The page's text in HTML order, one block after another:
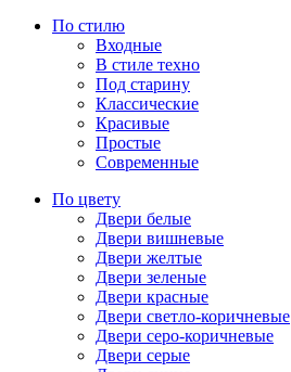
По стилю
Входные
В стиле техно
Под старину
Классические
Красивые
Простые
Современные
По цвету
Двери белые
Двери вишневые
Двери желтые
Двери зеленые
Двери красные
Двери светло-коричневые
Двери серо-коричневые
Двери серые